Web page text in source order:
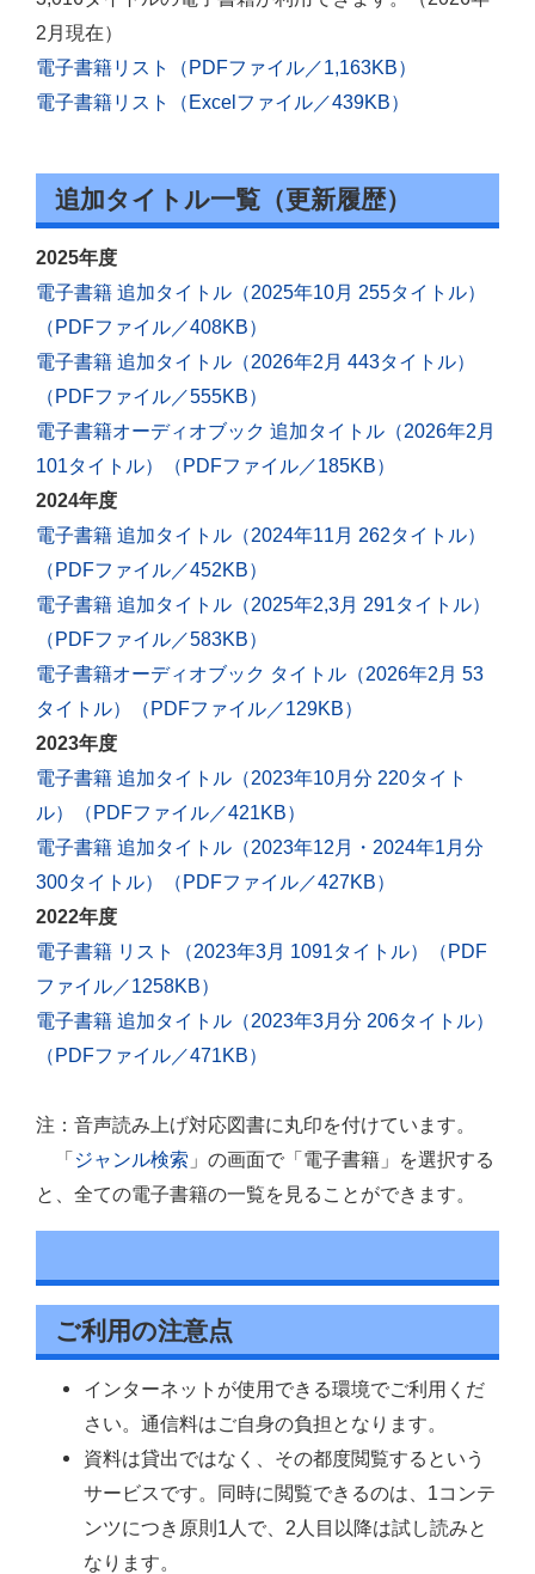
2月現在）
電子書籍リスト（PDFファイル／1,163KB）
電子書籍リスト（Excelファイル／439KB）
追加タイトル一覧（更新履歴）
2025年度
電子書籍 追加タイトル（2025年10月 255タイトル）
（PDFファイル／408KB）
電子書籍 追加タイトル（2026年2月 443タイトル）
（PDFファイル／555KB）
電子書籍オーディオブック 追加タイトル（2026年2月
101タイトル）（PDFファイル／185KB）
2024年度
電子書籍 追加タイトル（2024年11月 262タイトル）
（PDFファイル／452KB）
電子書籍 追加タイトル（2025年2,3月 291タイトル）
（PDFファイル／583KB）
電子書籍オーディオブック タイトル（2026年2月 53
タイトル）（PDFファイル／129KB）
2023年度
電子書籍 追加タイトル（2023年10月分 220タイト
ル）（PDFファイル／421KB）
電子書籍 追加タイトル（2023年12月・2024年1月分
300タイトル）（PDFファイル／427KB）
2022年度
電子書籍 リスト（2023年3月 1091タイトル）（PDF
ファイル／1258KB）
電子書籍 追加タイトル（2023年3月分 206タイトル）
（PDFファイル／471KB）
注：音声読み上げ対応図書に丸印を付けています。
「ジャンル検索 」の画面で「電子書籍」を選択する
と、全ての電子書籍の一覧を見ることができます。
ご利用の注意点
インターネットが使用できる環境でご利用くだ
さい。通信料はご自身の負担となります。
資料は貸出ではなく、その都度閲覧するという
サービスです。同時に閲覧できるのは、1コンテ
ンツにつき原則1人で、2人目以降は試し読みと
なります。